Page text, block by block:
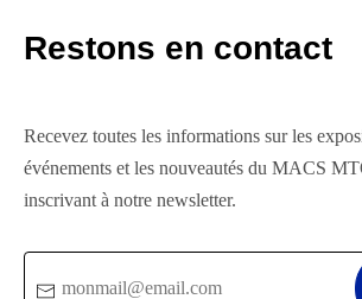
Restons en contact
Recevez toutes les informations sur les
événements et les nouveautés du MACS
inscrivant à notre newsletter.